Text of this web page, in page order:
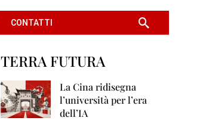
CONTATTI
TERRA FUTURA
La Cina ridisegna
l’università per l’era
dell’IA